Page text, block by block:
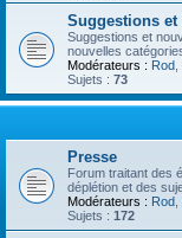
Suggestions et
Suggestions et
nouvelles
Modérateurs : Rod
Sujets : 73
Presse
Forum traitant des
déplétion et des
Modérateurs : Rod
Sujets : 172